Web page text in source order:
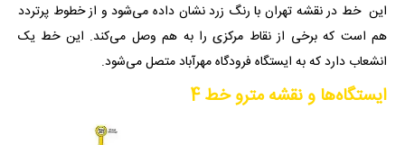
این خط در نقشه تهران با رنگ زرد نشان داده می‌شود و از خطوط پرتردد
هم است که برخی از نقاط مرکزی را به هم وصل می‌کند. این خط یک
انشعاب دارد که به ایستگاه فرودگاه مهرآباد متصل می‌شود.
ایستگاه‌ها و نقشه مترو خط 4